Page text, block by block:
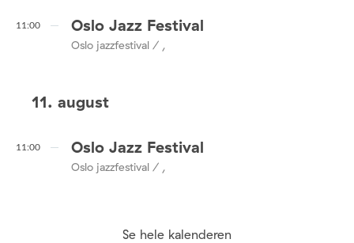
11:00 Oslo Jazz Festival
Oslo jazzfestival / ,
11. august
11:00 Oslo Jazz Festival
Oslo jazzfestival / ,
Se hele kalenderen